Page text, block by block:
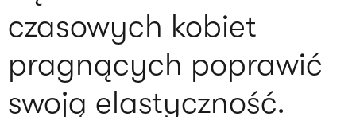
czasowych kobiet
pragnących poprawić
swoją elastyczność.